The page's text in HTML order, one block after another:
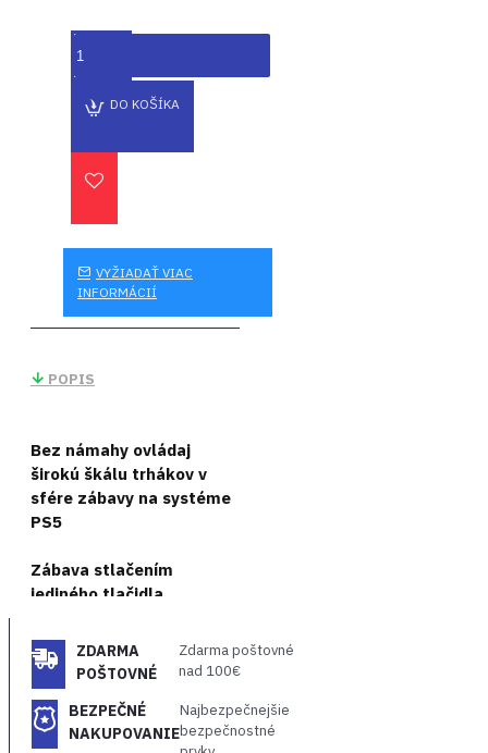
DO KOŠÍKA
VYŽIADAŤ VIAC
INFORMÁCIÍ
POPIS
Bez námahy ovládaj
širokú škálu trhákov v
sfére zábavy na systéme
PS5
Zábava stlačením
jediného tlačidla
na konzole PlayStation 5
pomocou intuitívnych
ovládacích prvkov na médiá
a televízor.
ZDARMA
POŠTOVNÉ
Zdarma poštovné
nad 100€
BEZPEČNÉ
NAKUPOVANIE
Najbezpečnejšie
bezpečnostné